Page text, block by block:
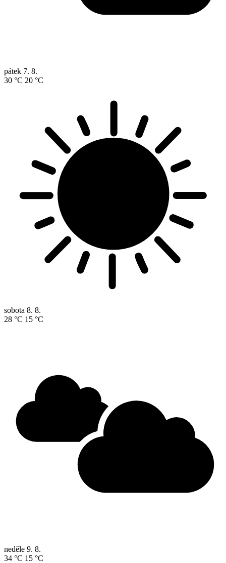
pátek 7. 8.
30 °C 20 °C
sobota 8. 8.
28 °C 15 °C
neděle 9. 8.
34 °C 15 °C